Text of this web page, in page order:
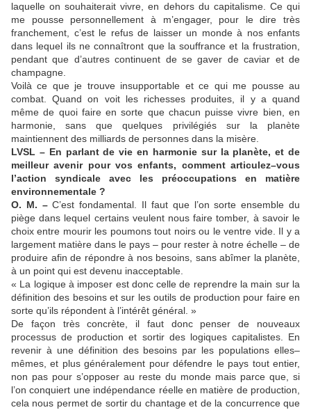
laquelle on souhaiterait vivre, en dehors du capitalisme. Ce qui
me pousse personnellement à m’engager, pour le dire très
franchement, c’est le refus de laisser un monde à nos enfants
dans lequel ils ne connaîtront que la souffrance et la frustration,
pendant que d’autres continuent de se gaver de caviar et de
champagne.
Voilà ce que je trouve insupportable et ce qui me pousse au
combat. Quand on voit les richesses produites, il y a quand
même de quoi faire en sorte que chacun puisse vivre bien, en
harmonie, sans que quelques privilégiés sur la planète
maintiennent des milliards de personnes dans la misère.
LVSL – En parlant de vie en harmonie sur la planète, et de
meilleur avenir pour vos enfants, comment articulez–vous
l’action syndicale avec les préoccupations en matière
environnementale ?
O. M. –C’est fondamental. Il faut que l’on sorte ensemble du
piège dans lequel certains veulent nous faire tomber, à savoir le
choix entre mourir les poumons tout noirs ou le ventre vide. Il y a
largement matière dans le pays – pour rester à notre échelle – de
produire afin de répondre à nos besoins, sans abîmer la planète,
à un point qui est devenu inacceptable.
« La logique à imposer est donc celle de reprendre la main sur la
définition des besoins et sur les outils de production pour faire en
sorte qu’ils répondent à l’intérêt général. »
De façon très concrète, il faut donc penser de nouveaux
processus de production et sortir des logiques capitalistes. En
revenir à une définition des besoins par les populations elles–
mêmes, et plus généralement pour défendre le pays tout entier,
non pas pour s’opposer au reste du monde mais parce que, si
l’on conquiert une indépendance réelle en matière de production,
cela nous permet de sortir du chantage et de la concurrence que